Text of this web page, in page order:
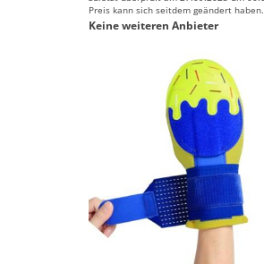
Preis kann sich seitdem geändert haben.
Keine weiteren Anbieter